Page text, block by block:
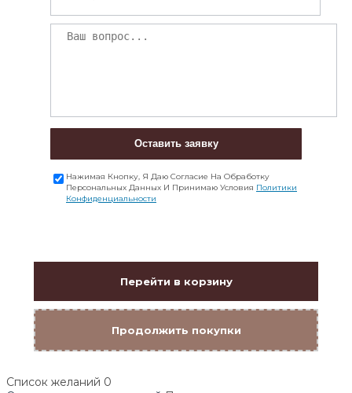
Оставить заявку
Нажимая Кнопку, Я Даю Согласие На Обработку
Персональных Данных И Принимаю Условия Политики
Конфиденциальности
Перейти в корзину
Продолжить покупки
Список желаний 0